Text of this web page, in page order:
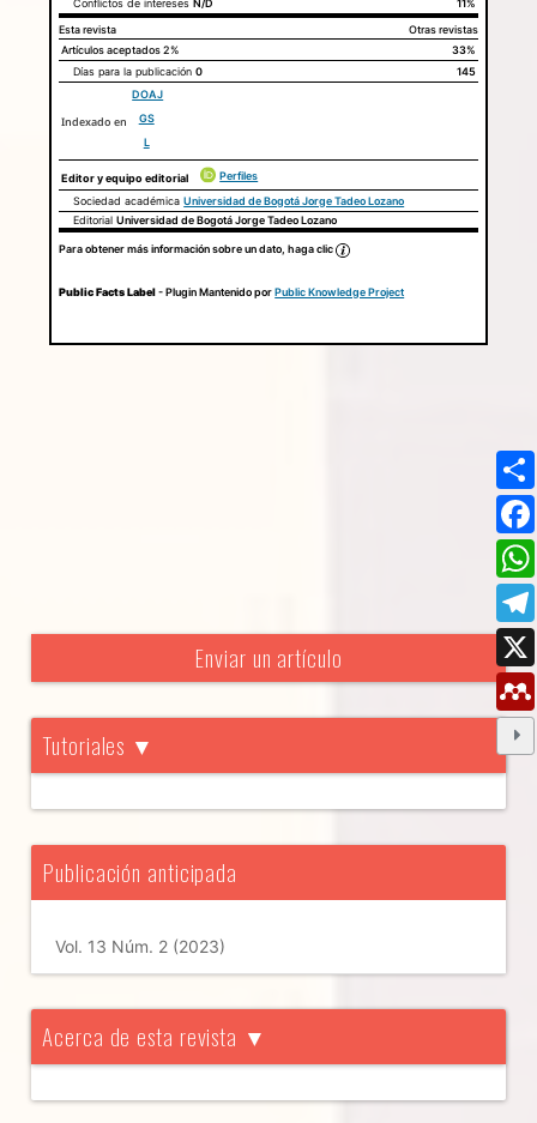
Esta revista
Otras revistas
Artículos aceptados2%
33%
Días para la publicación0 145
Indexado en
DOAJ
GS
L
Editor y equipo editorial
Perfiles
Sociedad académicaUniversidad de Bogotá Jorge Tadeo Lozano
EditorialUniversidad de Bogotá Jorge Tadeo Lozano
Para obtener más información sobre un dato, haga clic
Public Facts Label- Plugin Mantenido porPublic Knowledge Project
Enviar un artículo
Tutoriales ▼
Publicación anticipada
Vol. 13 Núm. 2 (2023)
Acerca de esta revista ▼